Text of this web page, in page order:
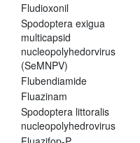
Fludioxonil
Spodoptera exigua
multicapsid
nucleopolyhedorvirus
(SeMNPV)
Flubendiamide
Fluazinam
Spodoptera littoralis
nucleopolyhedrovirus